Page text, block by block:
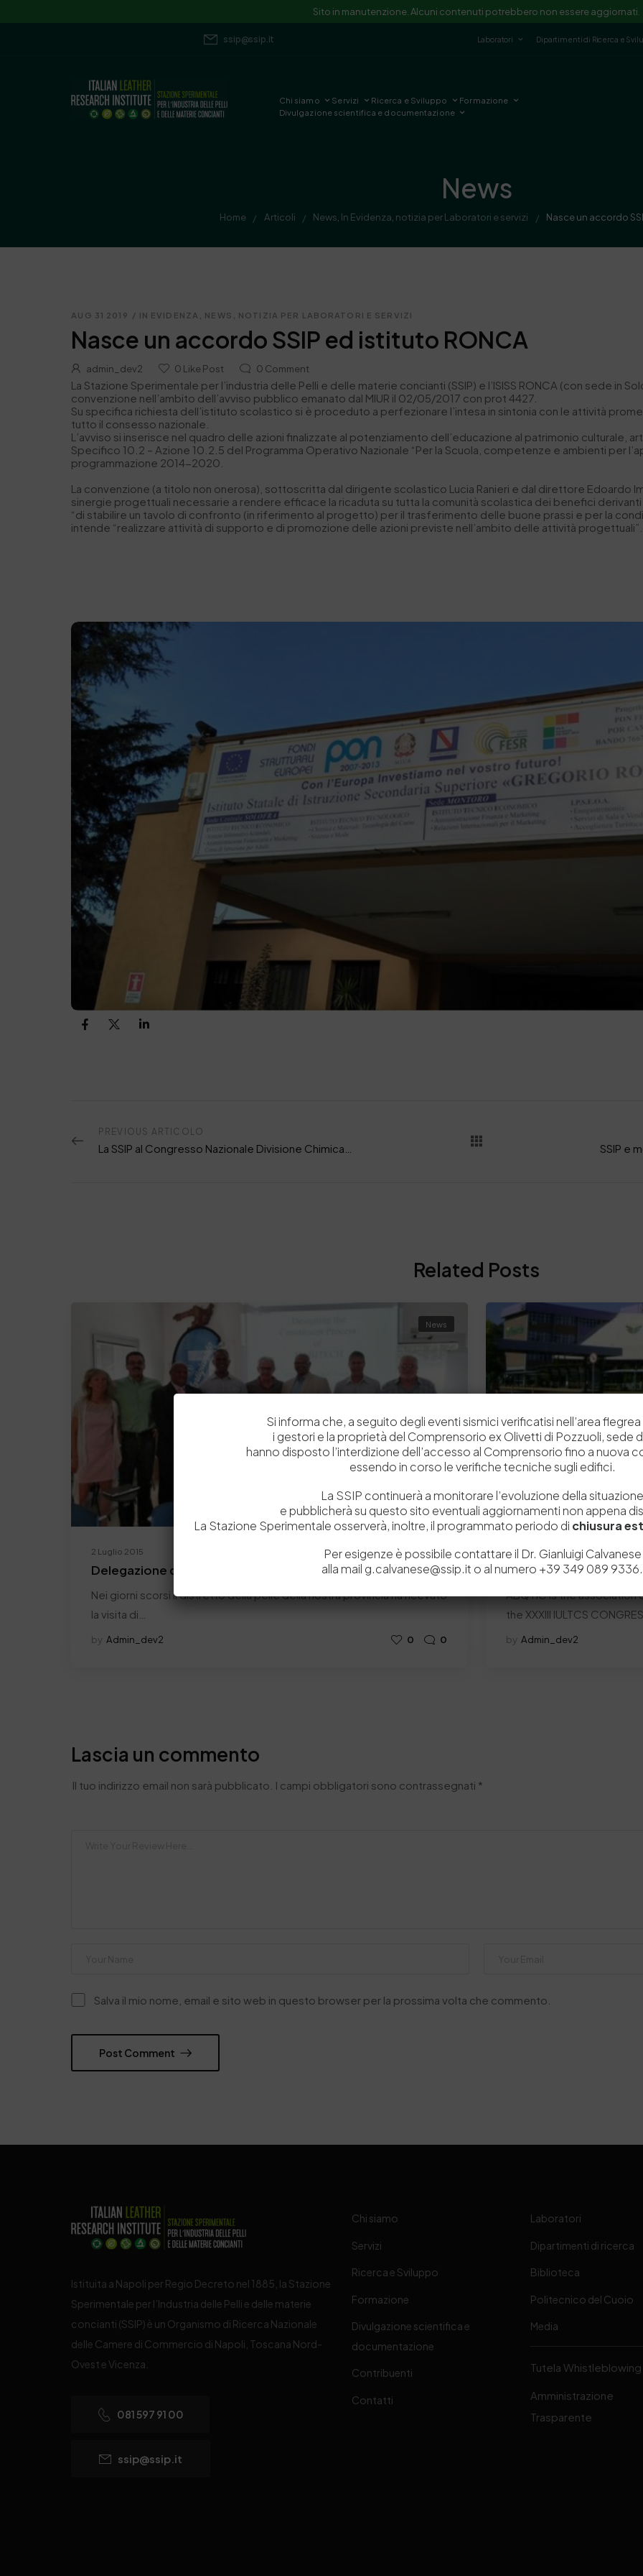
Sito in manutenzione. Alcuni contenuti potrebbero non essere aggiornati.
ssip@ssip.it Laboratori Dipartimenti di Ricerca e
Chi siamo Servizi Ricerca e Sviluppo
Formazione
Divulgazione scientifica e documentazione
News
Home / Articoli / News In Evidenza notizia per Laboratori e servizi / Nasce un accordo
AUG 31 2019 / IN EVIDENZA NEWS NOTIZIA PER LABORATORI E SERVIZI
Nasce un accordo SSIP ed istituto RONCA
admin_dev2 0 Like Post 0 Comment
La Stazione Sperimentale per l’industria delle Pelli e delle materie concianti (SSIP) e l’ISISS RONCA (con sede in
convenzione nell’ambito dell’avviso pubblico emanato dal MIUR il 02/05/2017 con prot 4427.
Su specifica richiesta dell’istituto scolastico si è proceduto a perfezionare l’intesa in sintonia con le attività
tutto il consesso nazionale.
L’avviso si inserisce nel quadro delle azioni finalizzate al potenziamento dell’educazione al patrimonio culturale,
Specifico 10.2 – Azione 10.2.5 del Programma Operativo Nazionale “Per la Scuola, competenze e ambienti per
programmazione 2014-2020.
La convenzione (a titolo non onerosa), sottoscritta dal dirigente scolastico Lucia Ranieri e dal direttore Edoardo
sinergie progettuali necessarie a rendere efficace la ricaduta su tutta la comunità scolastica dei benefici
“di stabilire un tavolo di confronto (in riferimento al progetto) per il trasferimento delle buone prassi e per la
intende “realizzare attività di supporto e di promozione delle azioni previste nell’ambito delle attività progettuali”.
PREVIOUS ARTICOLO
Related Posts
2 Luglio 2015
News
Delegazione del Sudafrica visita il Distretto della Pelle
Nei giorni scorsi il distretto della pelle della nostra provincia ha ricevuto
la visita di…
by Admin_dev2 0 0
2 Luglio 2015
XXXIII Congresso
ABQTIC is the
the XXXIII IULTCS
by Admin_dev2
Lascia un commento
Il tuo indirizzo email non sarà pubblicato. I campi obbligatori sono contrassegnati *
Salva il mio nome, email e sito web in questo browser per la prossima volta che commento.
Post Comment
Istituita a Napoli per Regio Decreto nel 1885, la Stazione
Sperimentale per l’Industria delle Pelli e delle materie
concianti (SSIP) è un Organismo di Ricerca Nazionale
delle Camere di Commercio di Napoli, Toscana Nord-
Ovest e Vicenza.
081 597 91 00
ssip@ssip.it
Chi siamo
Servizi
Ricerca e Sviluppo
Formazione
Divulgazione scientifica e
documentazione
Contribuenti
Contatti
Laboratori
Dipartimenti di ricerca
Biblioteca
Politecnico del Cuoio
Media
Tutela Whistleblowing
Amministrazione
Trasparente
Si informa che, a seguito degli eventi sismici verificatisi nell’area flegrea
i gestori e la proprietà del Comprensorio ex Olivetti di Pozzuoli, sede
hanno disposto l’interdizione dell’accesso al Comprensorio fino a nuova
essendo in corso le verifiche tecniche sugli edifici.
La SSIP continuerà a monitorare l’evoluzione della situazione
e pubblicherà su questo sito eventuali aggiornamenti non appena
La Stazione Sperimentale osserverà, inoltre, il programmato periodo di chiusura
Per esigenze è possibile contattare il Dr. Gianluigi Calvanese
alla mail g.calvanese@ssip.it o al numero +39 349 089 9336.